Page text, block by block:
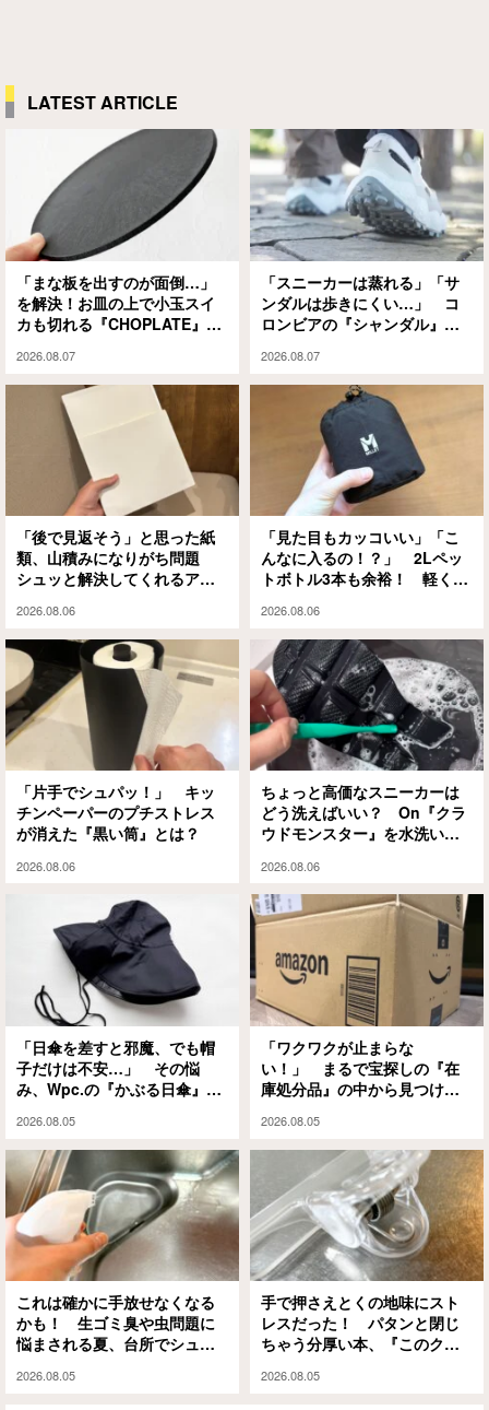
LATEST ARTICLE
「まな板を出すのが面倒…」
を解決！お皿の上で小玉スイ
カも切れる『CHOPLATE』が
2026.08.07
「スニーカーは蒸れる」「サ
ンダルは歩きにくい…」 コ
ロンビアの『シャンダル』が
2026.08.07
「後で見返そう」と思った紙
類、山積みになりがち問題
シュッと解決してくれるアイ
2026.08.06
「見た目もカッコいい」「こ
んなに入るの！？」 2Lペッ
トボトル3本も余裕！ 軽くて
ッグが大正解
2026.08.06
「片手でシュパッ！」 キッ
チンペーパーのプチストレス
が消えた『黒い筒』とは？
2026.08.06
ちょっと高価なスニーカーは
どう洗えばいい？ On『クラ
ウドモンスター』を水洗いと
と…
2026.08.06
「日傘を差すと邪魔、でも帽
子だけは不安…」 その悩
み、Wpc.の『かぶる日傘』が
2026.08.05
「ワクワクが止まらな
い！」 まるで宝探しの『在
庫処分品』の中から見つけた
2026.08.05
これは確かに手放せなくなる
かも！ 生ゴミ臭や虫問題に
悩まされる夏、台所でシュッ
2026.08.05
手で押さえとくの地味にスト
レスだった！ パタンと閉じ
ちゃう分厚い本、『このクリ
2026.08.05